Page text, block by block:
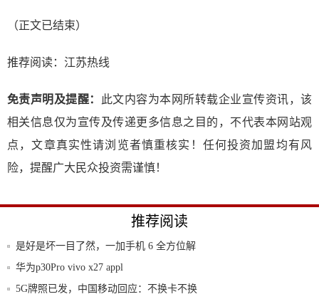
（正文已结束）
推荐阅读： 江苏热线
免责声明及提醒：
此文内容为本网所转载企业宣传资讯，该
相关信息仅为宣传及传递更多信息之目的，不代表本网站观
点，文章真实性请浏览者慎重核实！任何投资加盟均有风
险，提醒广大民众投资需谨慎！
推荐阅读
是好是坏一目了然，一加手机 6 全方位解
析
华为p30Pro vivo x27 appl
5G牌照已发，中国移动回应：不换卡不换